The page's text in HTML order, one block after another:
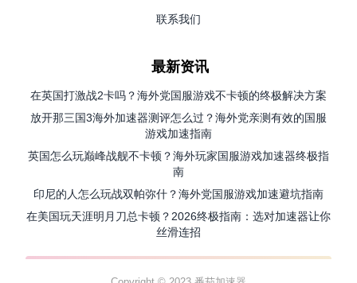
联系我们
最新资讯
在英国打激战2卡吗？海外党国服游戏不卡顿的终极解决方案
放开那三国3海外加速器测评怎么过？海外党亲测有效的国服
游戏加速指南
英国怎么玩巅峰战舰不卡顿？海外玩家国服游戏加速器终极指
南
印尼的人怎么玩战双帕弥什？海外党国服游戏加速避坑指南
在美国玩天涯明月刀总卡顿？2026终极指南：选对加速器让你
丝滑连招